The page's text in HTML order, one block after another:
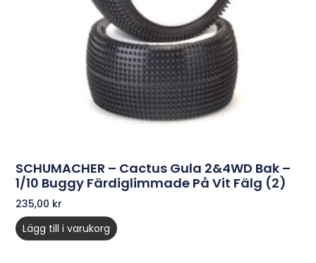
SCHUMACHER – Cactus Gula 2&4WD Bak –
1/10 Buggy Färdiglimmade På Vit Fälg (2)
235,00 kr
Lägg till i varukorg